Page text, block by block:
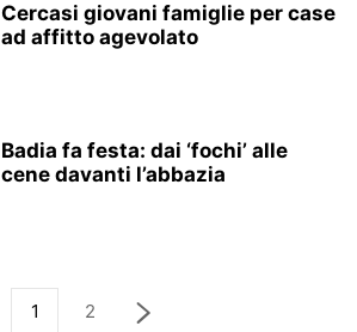
Cercasi giovani famiglie per case
ad affitto agevolato
Badia fa festa: dai ‘fochi’ alle
cene davanti l’abbazia
1 2